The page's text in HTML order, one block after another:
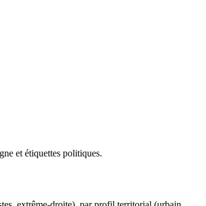
et étiquettes politiques.